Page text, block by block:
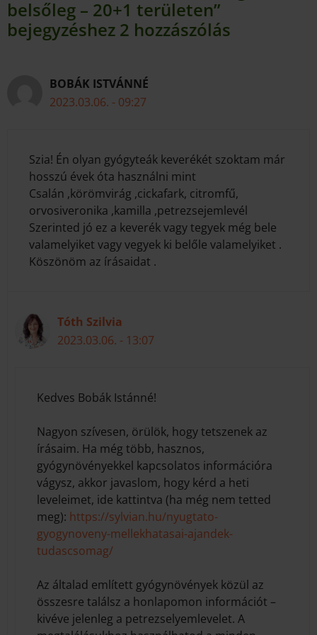
belsőleg – 20+1 területen”
bejegyzéshez 2 hozzászólás
BOBÁK ISTVÁNNÉ
2023.03.06. - 09:27
Szia! Én olyan gyógyteák keverékét szoktam már
hosszú évek óta használni mint
Csalán ,körömvirág ,cickafark, citromfű,
orvosiveronika ,kamilla ,petrezsejemlevél
Szerinted jó ez a keverék vagy tegyek még bele
valamelyiket vagy vegyek ki belőle valamelyiket .
Köszönöm az írásaidat .
Tóth Szilvia
2023.03.06. - 13:07
Kedves Bobák Istánné!
Nagyon szívesen, örülök, hogy tetszenek az
írásaim. Ha még több, hasznos,
gyógynövényekkel kapcsolatos információra
vágysz, akkor javaslom, hogy kérd a heti
leveleimet, ide kattintva (ha még nem tetted
meg): https://sylvian.hu/nyugtato-
gyogynoveny-mellekhatasai-ajandek-
tudascsomag/
Az általad említett gyógynövények közül az
összesre találsz a honlapomon információt –
kivéve jelenleg a petrezselyemlevelet. A